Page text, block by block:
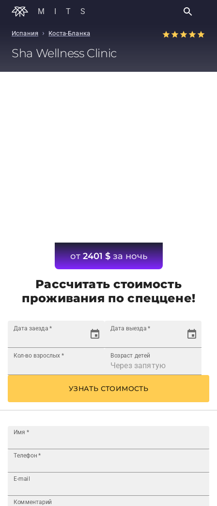
MITS
Испания › Коста-Бланка
Sha Wellness Clinic
от2401 $за ночь
Рассчитать стоимость
проживания по спеццене!
Дата заезда * Дата выезда *
Кол-во взрослых * Возраст детей
УЗНАТЬ СТОИМОСТЬ
Имя *
Телефон *
E-mail
Комментарий